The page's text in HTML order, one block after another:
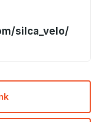
silca_velo/